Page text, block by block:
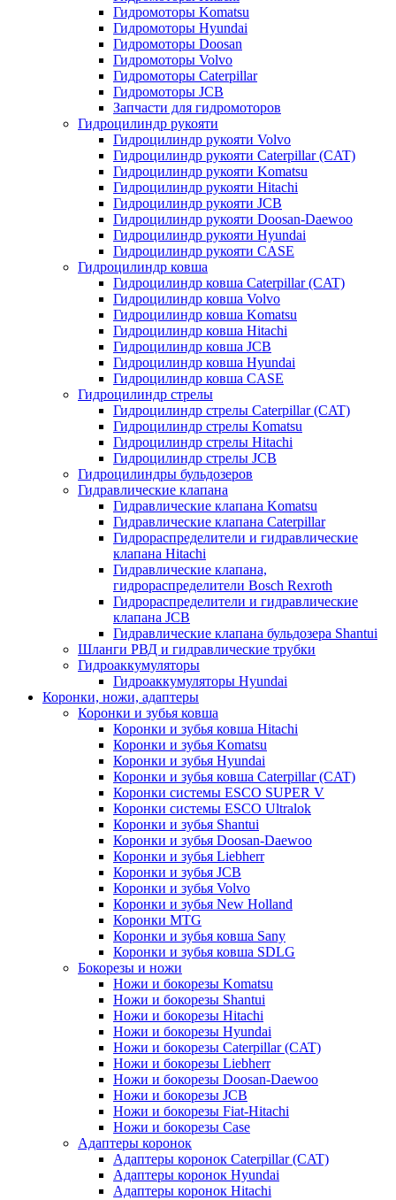
Гидромоторы Komatsu
Гидромоторы Hyundai
Гидромоторы Doosan
Гидромоторы Volvo
Гидромоторы Caterpillar
Гидромоторы JCB
Запчасти для гидромоторов
Гидроцилиндр рукояти
Гидроцилиндр рукояти Volvo
Гидроцилиндр рукояти Caterpillar (CAT)
Гидроцилиндр рукояти Komatsu
Гидроцилиндр рукояти Hitachi
Гидроцилиндр рукояти JCB
Гидроцилиндр рукояти Doosan-Daewoo
Гидроцилиндр рукояти Hyundai
Гидроцилиндр рукояти CASE
Гидроцилиндр ковша
Гидроцилиндр ковша Caterpillar (CAT)
Гидроцилиндр ковша Volvo
Гидроцилиндр ковша Komatsu
Гидроцилиндр ковша Hitachi
Гидроцилиндр ковша JCB
Гидроцилиндр ковша Hyundai
Гидроцилиндр ковша CASE
Гидроцилиндр стрелы
Гидроцилиндр стрелы Caterpillar (CAT)
Гидроцилиндр стрелы Komatsu
Гидроцилиндр стрелы Hitachi
Гидроцилиндр стрелы JCB
Гидроцилиндры бульдозеров
Гидравлические клапана
Гидравлические клапана Komatsu
Гидравлические клапана Caterpillar
Гидрораспределители и гидравлические
клапана Hitachi
Гидравлические клапана,
гидрораспределители Bosch Rexroth
Гидрораспределители и гидравлические
клапана JCB
Гидравлические клапана бульдозера Shantui
Шланги РВД и гидравлические трубки
Гидроаккумуляторы
Гидроаккумуляторы Hyundai
Коронки, ножи, адаптеры
Коронки и зубья ковша
Коронки и зубья ковша Hitachi
Коронки и зубья Komatsu
Коронки и зубья Hyundai
Коронки и зубья ковша Caterpillar (CAT)
Коронки системы ESCO SUPER V
Коронки системы ESCO Ultralok
Коронки и зубья Shantui
Коронки и зубья Doosan-Daewoo
Коронки и зубья Liebherr
Коронки и зубья JCB
Коронки и зубья Volvo
Коронки и зубья New Holland
Коронки MTG
Коронки и зубья ковша Sany
Коронки и зубья ковша SDLG
Бокорезы и ножи
Ножи и бокорезы Komatsu
Ножи и бокорезы Shantui
Ножи и бокорезы Hitachi
Ножи и бокорезы Hyundai
Ножи и бокорезы Caterpillar (CAT)
Ножи и бокорезы Liebherr
Ножи и бокорезы Doosan-Daewoo
Ножи и бокорезы JCB
Ножи и бокорезы Fiat-Hitachi
Ножи и бокорезы Case
Адаптеры коронок
Адаптеры коронок Caterpillar (CAT)
Адаптеры коронок Hyundai
Адаптеры коронок Hitachi